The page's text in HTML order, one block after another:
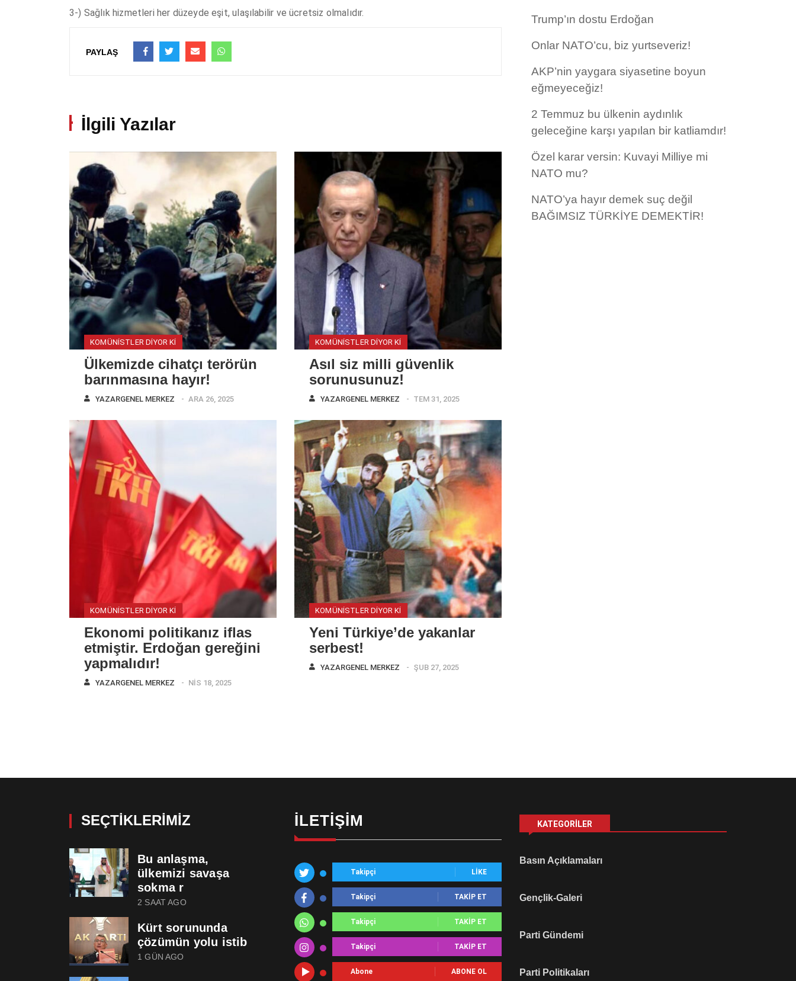
3-) Sağlık hizmetleri her düzeyde eşit, ulaşılabilir ve ücretsiz olmalıdır.
PAYLAŞ
İlgili Yazılar
KOMÜNISTLER DIYOR KI
Ülkemizde cihatçı terörün
barınmasına hayır!
YAZARGENEL MERKEZ ARA 26, 2025
KOMÜNISTLER DIYOR KI
Asıl siz milli güvenlik
sorunusunuz!
YAZARGENEL MERKEZ TEM 31, 2025
KOMÜNISTLER DIYOR KI
Ekonomi politikanız iflas
etmiştir. Erdoğan gereğini
yapmalıdır!
YAZARGENEL MERKEZ NIS 18, 2025
KOMÜNISTLER DIYOR KI
Yeni Türkiye’de yakanlar
serbest!
YAZARGENEL MERKEZ ŞUB 27, 2025
Trump’ın dostu Erdoğan
Onlar NATO’cu, biz yurtseveriz!
AKP’nin yaygara siyasetine boyun
eğmeyeceğiz!
2 Temmuz bu ülkenin aydınlık
geleceğine karşı yapılan bir katliamdır!
Özel karar versin: Kuvayi Milliye mi
NATO mu?
NATO’ya hayır demek suç değil
BAĞIMSIZ TÜRKİYE DEMEKTİR!
SEÇTIKLERIMIZ
Bu anlaşma,
ülkemizi savaşa
sokma r
2 SAAT AGO
Kürt sorununda
çözümün yolu istib
1 GÜN AGO
İLETIŞIM
Takipçi LIKE
Takipçi TAKIP ET
Takipçi TAKIP ET
Takipçi TAKIP ET
Abone ABONE OL
KATEGORILER
Basın Açıklamaları
Gençlik-Galeri
Parti Gündemi
Parti Politikaları